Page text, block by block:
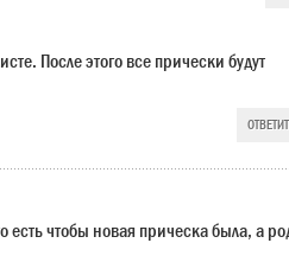
После этого все прически будут
есть чтобы новая прическа была, а